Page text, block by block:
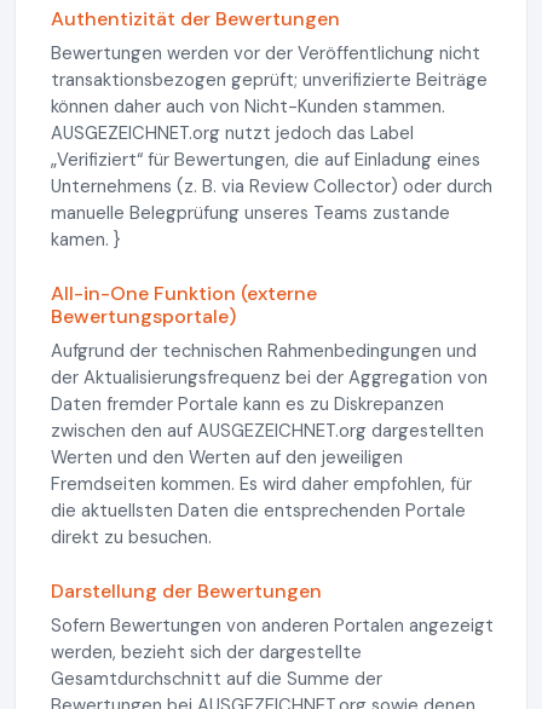
Authentizität der Bewertungen
Bewertungen werden vor der Veröffentlichung nicht
transaktionsbezogen geprüft; unverifizierte Beiträge
können daher auch von Nicht-Kunden stammen.
AUSGEZEICHNET.org nutzt jedoch das Label
„Verifiziert“ für Bewertungen, die auf Einladung eines
Unternehmens (z. B. via Review Collector) oder durch
manuelle Belegprüfung unseres Teams zustande
kamen. }
All-in-One Funktion (externe
Bewertungsportale)
Aufgrund der technischen Rahmenbedingungen und
der Aktualisierungsfrequenz bei der Aggregation von
Daten fremder Portale kann es zu Diskrepanzen
zwischen den auf AUSGEZEICHNET.org dargestellten
Werten und den Werten auf den jeweiligen
Fremdseiten kommen. Es wird daher empfohlen, für
die aktuellsten Daten die entsprechenden Portale
direkt zu besuchen.
Darstellung der Bewertungen
Sofern Bewertungen von anderen Portalen angezeigt
werden, bezieht sich der dargestellte
Gesamtdurchschnitt auf die Summe der